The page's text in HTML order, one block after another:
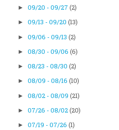
► 09/20 - 09/27 (2)
► 09/13 - 09/20 (13)
► 09/06 - 09/13 (2)
► 08/30 - 09/06 (6)
► 08/23 - 08/30 (2)
► 08/09 - 08/16 (10)
► 08/02 - 08/09 (21)
► 07/26 - 08/02(20)
► 07/19 - 07/26 (1)